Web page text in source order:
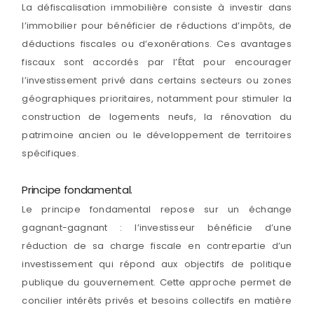
La défiscalisation immobilière consiste à investir dans
l’immobilier pour bénéficier de réductions d’impôts, de
déductions fiscales ou d’exonérations. Ces avantages
fiscaux sont accordés par l’État pour encourager
l’investissement privé dans certains secteurs ou zones
géographiques prioritaires, notamment pour stimuler la
construction de logements neufs, la rénovation du
patrimoine ancien ou le développement de territoires
spécifiques.
Principe fondamental.
Le principe fondamental repose sur un échange
gagnant-gagnant : l’investisseur bénéficie d’une
réduction de sa charge fiscale en contrepartie d’un
investissement qui répond aux objectifs de politique
publique du gouvernement. Cette approche permet de
concilier intérêts privés et besoins collectifs en matière